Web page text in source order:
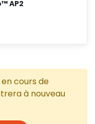
AP2
cours de
à nouveau